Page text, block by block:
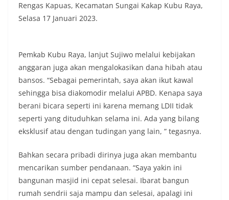
Rengas Kapuas, Kecamatan Sungai Kakap Kubu Raya,
Selasa 17 Januari 2023.
Pemkab Kubu Raya, lanjut Sujiwo melalui kebijakan
anggaran juga akan mengalokasikan dana hibah atau
bansos. “Sebagai pemerintah, saya akan ikut kawal
sehingga bisa diakomodir melalui APBD. Kenapa saya
berani bicara seperti ini karena memang LDII tidak
seperti yang dituduhkan selama ini. Ada yang bilang
eksklusif atau dengan tudingan yang lain, ” tegasnya.
Bahkan secara pribadi dirinya juga akan membantu
mencarikan sumber pendanaan. “Saya yakin ini
bangunan masjid ini cepat selesai. Ibarat bangun
rumah sendrii saja mampu dan selesai, apalagi ini